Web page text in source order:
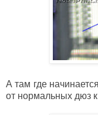
А там где
от нормальных дюз